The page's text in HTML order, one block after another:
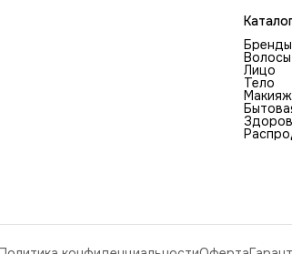
Бренды
Волосы
Лицо
Тело
Макияж